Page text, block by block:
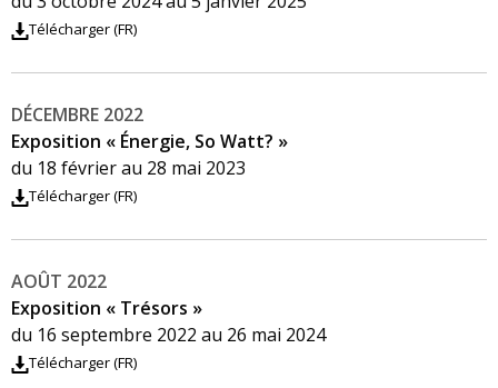
Télécharger (FR)
DÉCEMBRE 2022
Exposition « Énergie, So Watt? »
du 18 février au 28 mai 2023
Télécharger (FR)
AOÛT 2022
Exposition « Trésors »
du 16 septembre 2022 au 26 mai 2024
Télécharger (FR)